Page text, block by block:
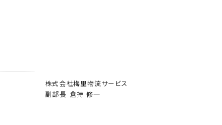
株式会社梅里物流サービス
副部長 倉持 修一